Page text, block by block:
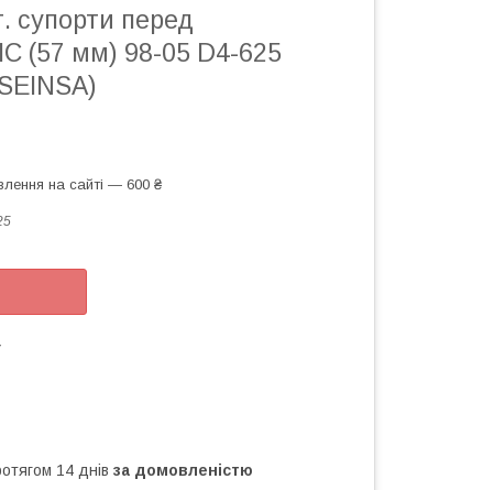
супорти перед
(57 мм) 98-05 D4-625
на сайті — 600 ₴
14 днів за домовленістю